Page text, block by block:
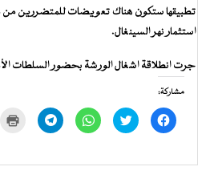
تطبيقها ستكون هناك تعويضات للمتضررين
استثمار نهر السينغال.
جرت انطلاقة اشغال الورشة بحضور السلطات
مشاركة:
انقر
للمشاركة
في
اضغط
للمشاركة
في
انقر
للمشاركة
في
انقر
للمشاركة
في